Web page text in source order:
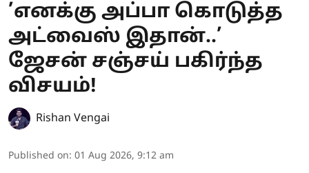
’எனக்கு அப்பா கொடுத்த
அட்வைஸ் இதான்..’
ஜேசன் சஞ்சய் பகிர்ந்த
விசயம்!
Rishan Vengai
Published on: 01 Aug 2026, 9:12 am